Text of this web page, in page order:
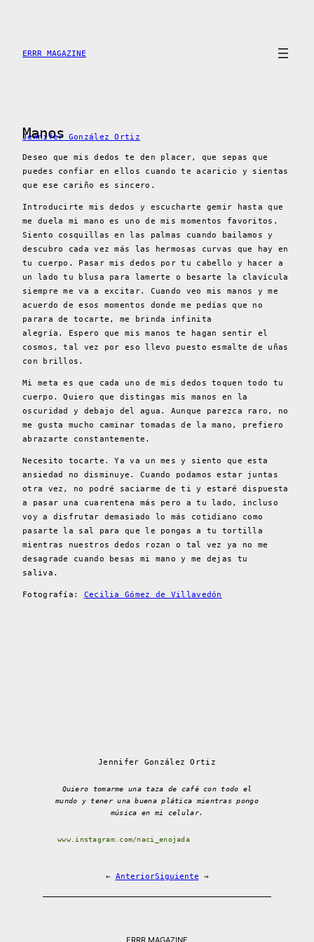
contenido
ERRR MAGAZINE
Manos
Jennifer González Ortiz
Deseo que mis dedos te den placer, que sepas que
puedes confiar en ellos cuando te acaricio y sientas
que ese cariño es sincero.
Introducirte mis dedos y escucharte gemir hasta que
me duela mi mano es uno de mis momentos favoritos.
Siento cosquillas en las palmas cuando bailamos y
descubro cada vez más las hermosas curvas que hay en
tu cuerpo. Pasar mis dedos por tu cabello y hacer a
un lado tu blusa para lamerte o besarte la clavícula
siempre me va a excitar. Cuando veo mis manos y me
acuerdo de esos momentos donde me pedías que no
parara de tocarte, me brinda infinita
alegría.
Espero que mis manos te hagan sentir el
cosmos, tal vez por eso llevo puesto esmalte de uñas
con brillos.
Mi meta es que cada uno de mis dedos toquen todo tu
cuerpo. Quiero que distingas mis manos en la
oscuridad y debajo del agua. Aunque parezca raro, no
me gusta mucho caminar tomadas de la mano, prefiero
abrazarte constantemente.
Necesito tocarte. Ya va un mes y siento que esta
ansiedad no disminuye. Cuando podamos estar juntas
otra vez, no podré saciarme de ti y estaré dispuesta
a pasar una cuarentena más pero a tu lado, incluso
voy a disfrutar demasiado lo más cotidiano como
pasarte la sal para que le pongas a tu tortilla
mientras nuestros dedos rozan o tal vez ya no me
desagrade cuando besas mi mano y me dejas tu
saliva.
Fotografía: Cecilia Gómez de Villavedón
Jennifer González Ortiz
Quiero tomarme una taza de café con todo el
mundo y tener una buena plática mientras pongo
música en mi celular.
www.instagram.com/naci_enojada
← AnteriorSiguiente →